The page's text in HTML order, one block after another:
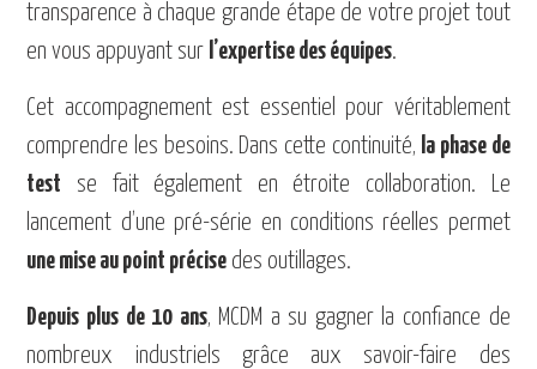
transparence à chaque grande étape de votre projet tout
en vous appuyant sur l’expertise des équipes.
Cet accompagnement est essentiel pour véritablement
comprendre les besoins. Dans cette continuité, la phase de
test se fait également en étroite collaboration. Le
lancement d’une pré-série en conditions réelles permet
une mise au point précise des outillages.
Depuis plus de 10 ans, MCDM a su gagner la confiance de
nombreux industriels grâce aux savoir-faire des